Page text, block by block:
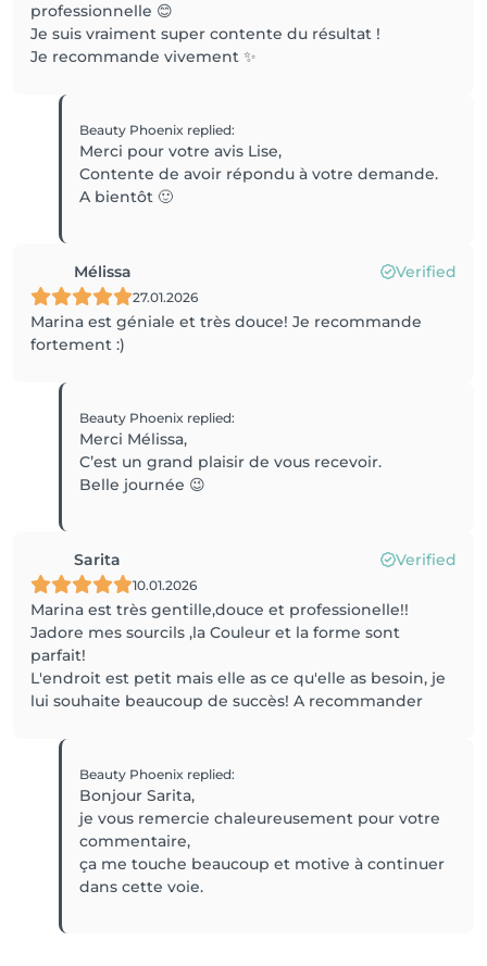
professionnelle 😊
Je suis vraiment super contente du résultat !
Je recommande vivement ✨
Beauty Phoenix replied:
Merci pour votre avis Lise,
Contente de avoir répondu à votre demande.
A bientôt 🙂
Mélissa Verified
27.01.2026
Marina est géniale et très douce! Je recommande
fortement :)
Beauty Phoenix replied:
Merci Mélissa,
C’est un grand plaisir de vous recevoir.
Belle journée 😉
Sarita Verified
10.01.2026
Marina est très gentille,douce et professionelle!!
Jadore mes sourcils ,la Couleur et la forme sont
parfait!
L'endroit est petit mais elle as ce qu'elle as besoin, je
lui souhaite beaucoup de succès! A recommander
Beauty Phoenix replied:
Bonjour Sarita,
je vous remercie chaleureusement pour votre
commentaire,
ça me touche beaucoup et motive à continuer
dans cette voie.